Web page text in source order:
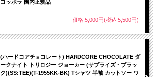
コッポラ 国内正規品
価格:5,000円(税込 5,500円)
(ハードコアチョコレート) HARDCORE CHOCOLATE ダ
ークナイト トリロジー ジョーカー (サプライズ・ブラッ
ク)(SS:TEE)(T-1955KK-BK) Tシャツ 半袖 カットソー ワ